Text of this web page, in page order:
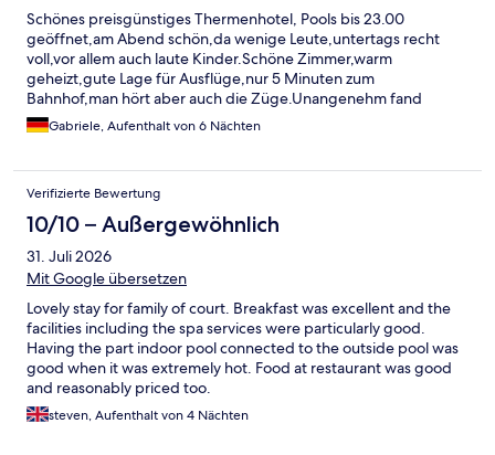
Schönes preisgünstiges Thermenhotel, Pools bis 23.00
geöffnet,am Abend schön,da wenige Leute,untertags recht
voll,vor allem auch laute Kinder.Schöne Zimmer,warm
geheizt,gute Lage für Ausflüge,nur 5 Minuten zum
Bahnhof,man hört aber auch die Züge.Unangenehm fand
ich,dass Hunde erlaubt sind,wurden auch im Poolbereich
spazieren geführt,obwohl verboten.Gutes Frühstücksbuffet,
Lokal mit günstigen Speisen gleich daneben.Nette
Wassergymnastik.
Gabriele, Aufenthalt von 6 Nächten
Verifizierte Bewertung
10/10 – Außergewöhnlich
31. Juli 2026
Mit Google übersetzen
Lovely stay for family of court. Breakfast was excellent and the
facilities including the spa services were particularly good.
Having the part indoor pool connected to the outside pool was
good when it was extremely hot. Food at restaurant was good
and reasonably priced too.
steven, Aufenthalt von 4 Nächten